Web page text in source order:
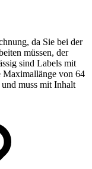
da Sie bei der
müssen, der
sind Labels mit
Maximallänge von 64
muss mit Inhalt